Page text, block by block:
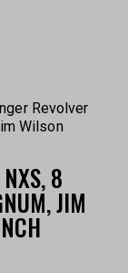
Revolver
Wilson
8
JIM